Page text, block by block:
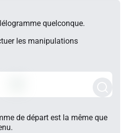
quelconque.
les manipulations
de départ est la même que